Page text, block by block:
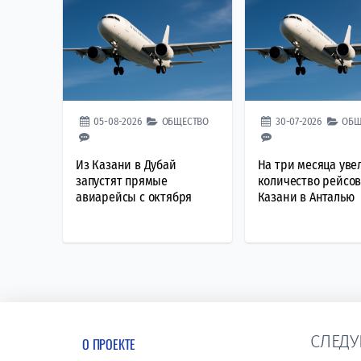
05-08-2026 ОБЩЕСТВО
Из Казани в Дубай
запустят прямые
авиарейсы с октября
30-07-2026
На три месяца
количество
Казани в Анталью
О ПРОЕКТЕ